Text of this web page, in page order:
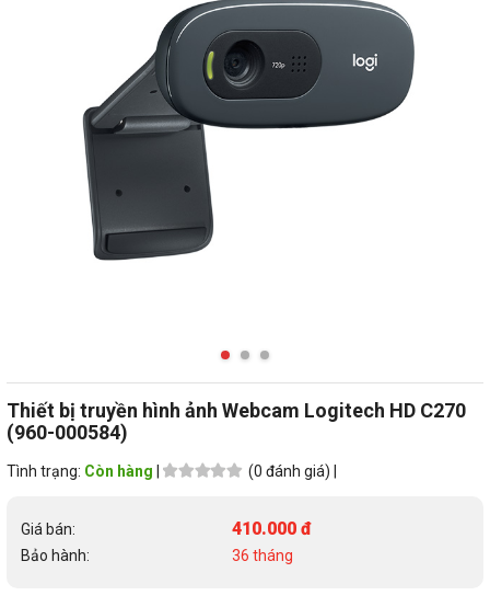
Thiết bị truyền hình ảnh Webcam Logitech HD C270
(960-000584)
Tình trạng: Còn hàng (0 đánh giá) |
Giá bán: 410.000 đ
Bảo hành: 36 tháng